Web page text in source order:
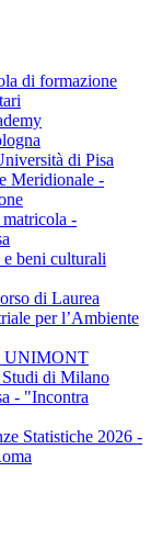
di formazione
di Pisa
Meridionale -
-
e beni culturali
di Laurea
per l’Ambiente
UNIMONT
di Milano
- "Incontra
Statistiche 2026 -